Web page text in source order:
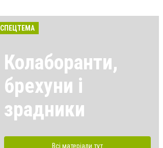
СПЕЦТЕМА
Колаборанти,
брехуни і
зрадники
Всі матеріали тут